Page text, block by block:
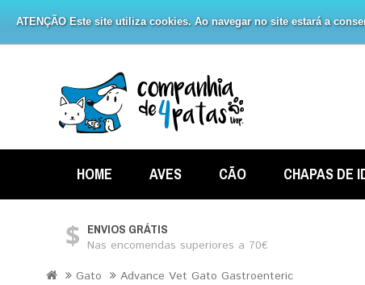
ATENÇÃO Este site utiliza cookies. Ao navegar no site estará a
HOME AVES CÃO CHAPAS DE
ENVIOS GRÁTIS
Nas encomendas superiores a 70€
Gato
Advance Vet Gato Gastroenteric